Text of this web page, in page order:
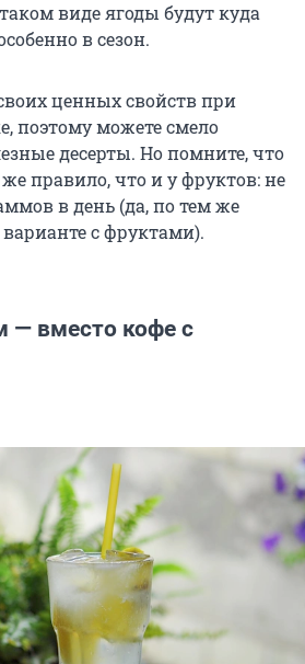
виде ягоды будут куда
в сезон.
ценных свойств при
поэтому можете смело
десерты. Но помните, что
же правило, что и у фруктов: не
в день (да, по тем же
с фруктами).
— вместо кофе с